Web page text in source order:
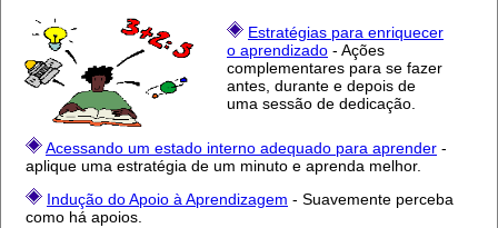
Estratégias para enriquecer
o aprendizado - Ações
complementares para se fazer
antes, durante e depois de
uma sessão de dedicação.
Acessando um estado interno adequado para aprender -
aplique uma estratégia de um minuto e aprenda melhor.
Indução do Apoio à Aprendizagem - Suavemente perceba
como há apoios.